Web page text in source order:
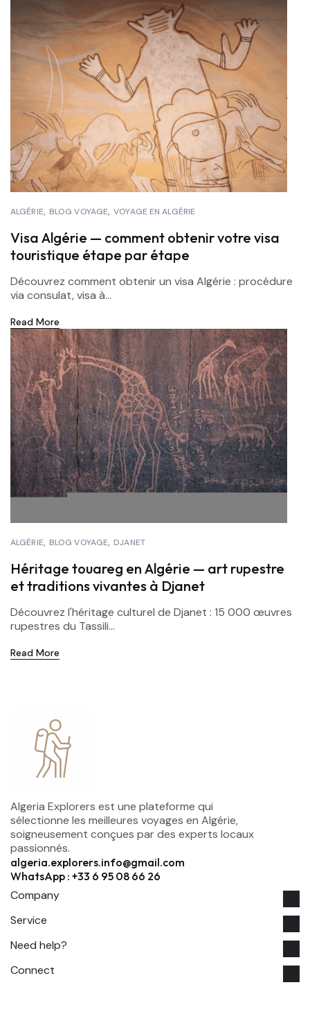
ALGÉRIE BLOG VOYAGE VOYAGE EN ALGÉRIE
Visa Algérie — comment obtenir votre visa
touristique étape par étape
Découvrez comment obtenir un visa Algérie : procédure
via consulat, visa à...
Read More
ALGÉRIE BLOG VOYAGE DJANET
Héritage touareg en Algérie — art rupestre
et traditions vivantes à Djanet
Découvrez l'héritage culturel de Djanet : 15 000 œuvres
rupestres du Tassili...
Read More
Algeria Explorers est une plateforme qui
sélectionne les meilleures voyages en Algérie,
soigneusement conçues par des experts locaux
passionnés.
algeria.explorers.info@gmail.com
WhatsApp : +33 6 95 08 66 26
Company
Service
Need help?
Connect